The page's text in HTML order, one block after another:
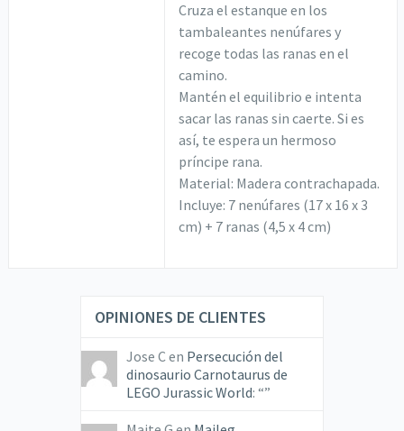
Cruza el estanque en los
tambaleantes nenúfares y
recoge todas las ranas en el
camino.
Mantén el equilibrio e intenta
sacar las ranas sin caerte. Si es
así, te espera un hermoso
príncipe rana.
Material: Madera contrachapada.
Incluye: 7 nenúfares (17 x 16 x 3
cm) + 7 ranas (4,5 x 4 cm)
OPINIONES DE CLIENTES
Jose Cen Persecución del
dinosaurio Carnotaurus de
LEGO Jurassic World: “”